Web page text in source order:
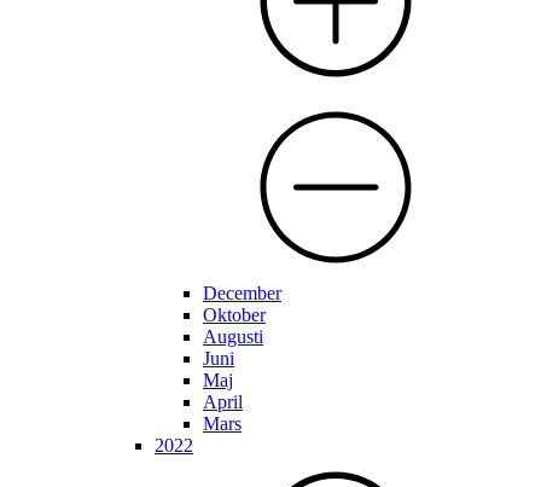
December
Oktober
Augusti
Juni
Maj
April
Mars
2022